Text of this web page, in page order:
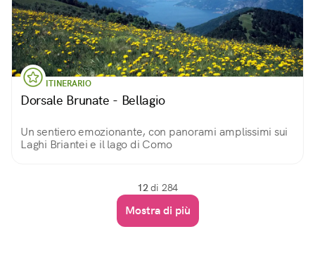
ITINERARIO
Dorsale Brunate - Bellagio
Un sentiero emozionante, con panorami amplissimi sui
Laghi Briantei e il lago di Como
12di 284
Mostra di più